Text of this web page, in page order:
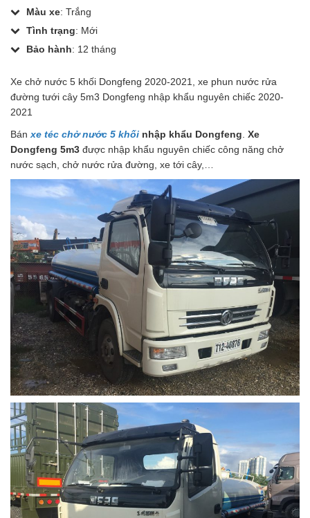
Màu xe: Trắng
Tình trạng: Mới
Bảo hành: 12 tháng
Xe chở nước 5 khối Dongfeng 2020-2021, xe phun nước rửa
đường tưới cây 5m3 Dongfeng nhập khẩu nguyên chiếc 2020-
2021
Bán xe téc chở nước 5 khối nhập khẩu Dongfeng Xe
Dongfeng 5m3 được nhập khẩu nguyên chiếc công năng chở
nước sạch, chở nước rửa đường, xe tới cây,…